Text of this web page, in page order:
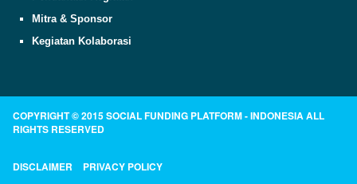
Mitra & Sponsor
Kegiatan Kolaborasi
COPYRIGHT © 2015 SOCIAL FUNDING PLATFORM - INDONESIA ALL
RIGHTS RESERVED
DISCLAIMER PRIVACY POLICY